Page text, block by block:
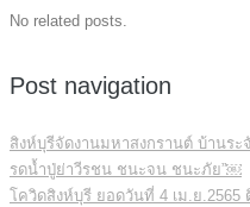
No related posts.
Post navigation
สิงห์บุรีจัดงานมหาสงกรานต์ บ้านระ
รดน้ำปู่ย่าวีรชน ชนะจน ชนะภัย”￼
โควิดสิงห์บุรี ยอดวันที่ 4 เม.ย.2565